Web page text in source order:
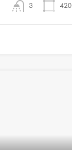
3 420